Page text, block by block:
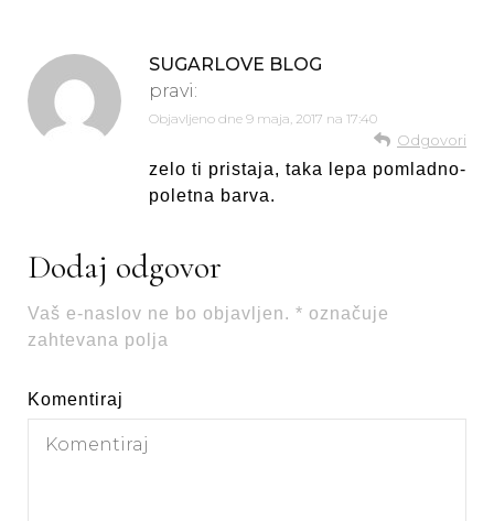
SUGARLOVE BLOG
pravi:
Objavljeno dne 9 maja, 2017 na 17:40
Odgovori
zelo ti pristaja, taka lepa pomladno-
poletna barva.
Dodaj odgovor
Vaš e-naslov ne bo objavljen. * označuje
zahtevana polja
Komentiraj